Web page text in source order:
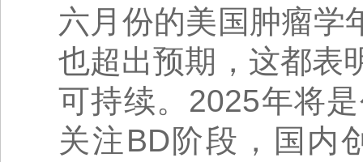
六月份的美国肿瘤学
也超出预期，这都表
可持续。2025年将
关注BD阶段，国内